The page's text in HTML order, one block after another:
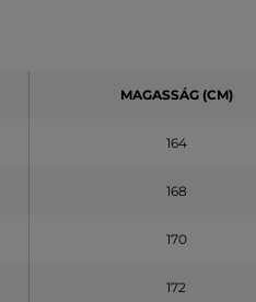
MAGASSÁG (CM)
164
168
170
172